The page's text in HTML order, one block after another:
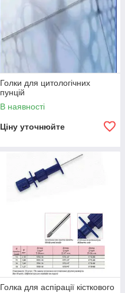
Голки для цитологічних
пунцій
В наявності
Ціну уточнюйте
Голка для аспірації кісткового